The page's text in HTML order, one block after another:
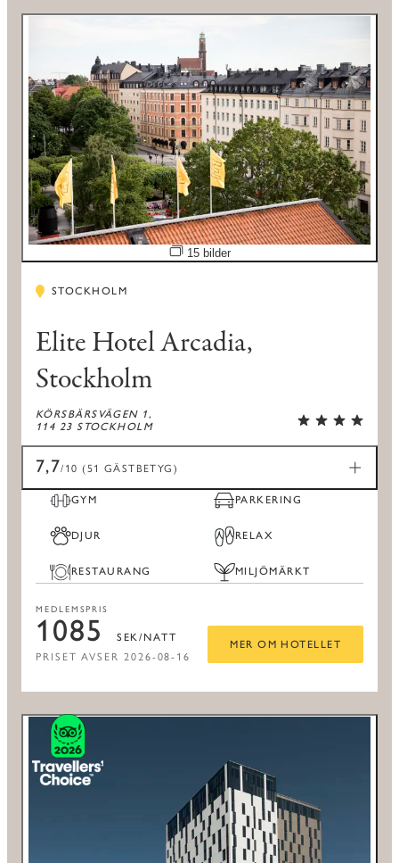
Öppna bildspel
15 bilder
STOCKHOLM
Elite Hotel Arcadia,
Stockholm
KÖRSBÄRSVÄGEN 1,
114 23 STOCKHOLM
7,7/10 (51 GÄSTBETYG)
GYM PARKERING
DJUR RELAX
RESTAURANG MILJÖMÄRKT
MEDLEMSPRIS
1085 SEK/NATT
PRISET AVSER 2026-08-16
MER OM HOTELLET